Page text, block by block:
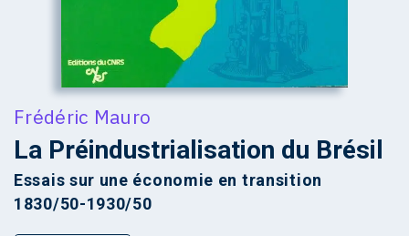
Frédéric Mauro
La Préindustrialisation du Brésil
Essais sur une économie en transition
1830/50-1930/50